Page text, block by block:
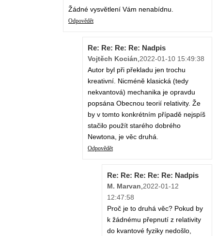
Žádné vysvětlení Vám nenabídnu.
Odpovědět
Re: Re: Re: Re: Nadpis
Vojtěch Kocián,2022-01-10 15:49:38
Autor byl při překladu jen trochu
kreativní. Nicméně klasická (tedy
nekvantová) mechanika je opravdu
popsána Obecnou teorií relativity. Že
by v tomto konkrétním případě nejspíš
stačilo použít starého dobrého
Newtona, je věc druhá.
Odpovědět
Re: Re: Re: Re: Re: Nadpis
M. Marvan,2022-01-12
12:47:58
Proč je to druhá věc? Pokud by
k žádnému přepnutí z relativity
do kvantové fyziky nedošlo,